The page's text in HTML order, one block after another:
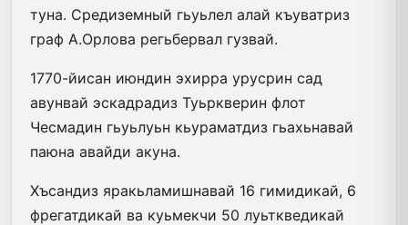
туна. Средиземный гьуьлел алай къуват­риз
граф А.Орлова регьбервал гузвай.
1770-йисан июндин эхирра урусрин сад
авунвай эскадрадиз Туьркверин флот
Чесмадин гьуьлуьн кьураматдиз гьахьнавай
паюна авайди акуна.
Хъсандиз яракьламишнавай 16 ги­ми­дикай, 6
фрегатдикай ва куьмекчи 50 луьт­кведикай